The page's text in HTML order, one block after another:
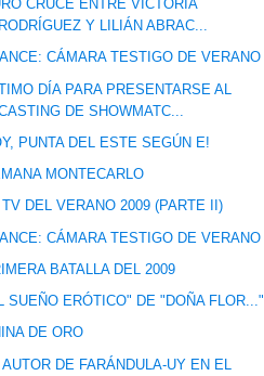
CRUCE ENTRE VICTORIA
Y LILIÁN ABRAC...
CÁMARA TESTIGO DE VERANO
DÍA PARA PRESENTARSE AL
DE SHOWMATC...
PUNTA DEL ESTE SEGÚN E!
MONTECARLO
TV DEL VERANO 2009 (PARTE II)
CÁMARA TESTIGO DE VERANO
BATALLA DEL 2009
SUEÑO ERÓTICO" DE "DOÑA FLOR..."
DE ORO
AUTOR DE FARÁNDULA-UY EN EL